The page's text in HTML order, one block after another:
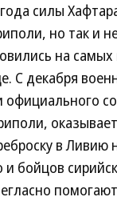
силы
но так и
на самых
С декабря
в Ливию
бойцов